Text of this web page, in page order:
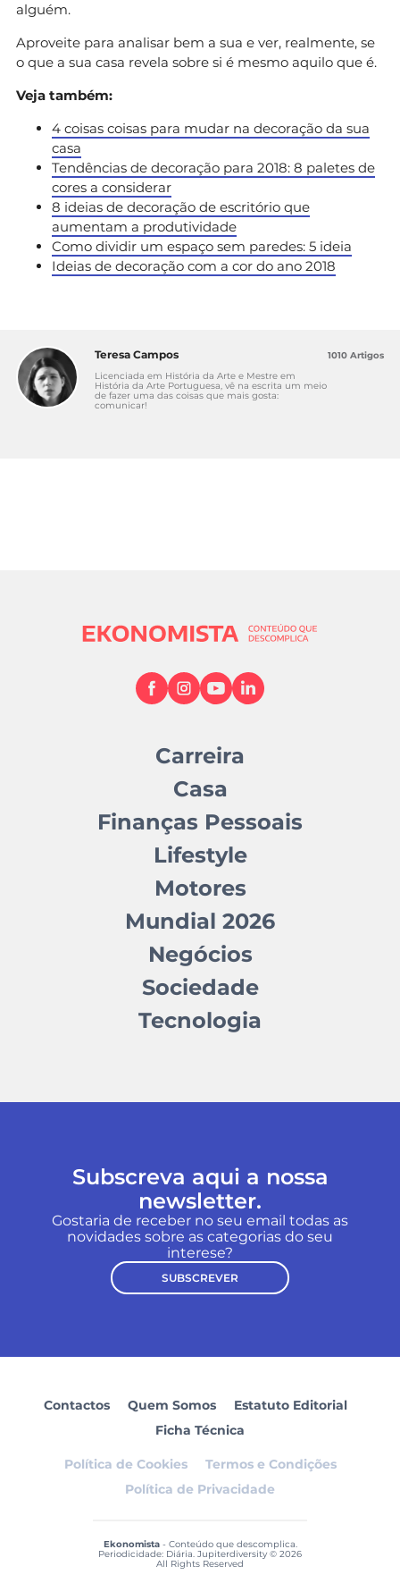
alguém.
Aproveite para analisar bem a sua e ver, realmente, se
o que a sua casa revela sobre si é mesmo aquilo que é.
Veja também:
4 coisas coisas para mudar na decoração da sua
casa
Tendências de decoração para 2018: 8 paletes de
cores a considerar
8 ideias de decoração de escritório que
aumentam a produtividade
Como dividir um espaço sem paredes: 5 ideia
Ideias de decoração com a cor do ano 2018
Teresa Campos
Licenciada em História da Arte e Mestre em
História da Arte Portuguesa, vê na escrita um meio
de fazer uma das coisas que mais gosta:
comunicar!
1010 Artigos
Carreira
Casa
Finanças Pessoais
Lifestyle
Motores
Mundial 2026
Negócios
Sociedade
Tecnologia
Subscreva aqui a nossa
newsletter.
Gostaria de receber no seu email todas as
novidades sobre as categorias do seu
interese?
SUBSCREVER
Contactos Quem Somos
Estatuto Editorial
Ficha Técnica
Política de Cookies
Termos e Condições
Política de Privacidade
Ekonomista- Conteúdo que descomplica.
Periodicidade: Diária. Jupiterdiversity © 2026
All Rights Reserved